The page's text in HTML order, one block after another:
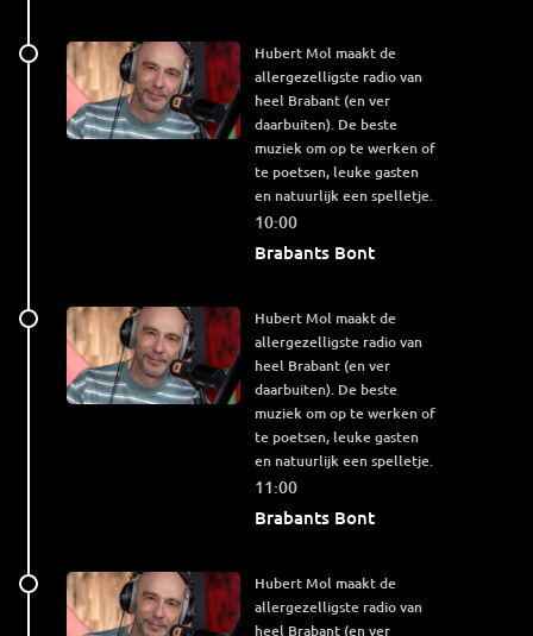
Brabants Bont
10:00
Hubert Mol maakt de
allergezelligste radio van
heel Brabant (en ver
daarbuiten). De beste
muziek om op te werken of
te poetsen, leuke gasten
en natuurlijk een spelletje.
Brabants Bont
11:00
Hubert Mol maakt de
allergezelligste radio van
heel Brabant (en ver
daarbuiten). De beste
muziek om op te werken of
te poetsen, leuke gasten
en natuurlijk een spelletje.
Hubert Mol maakt de
allergezelligste radio van
heel Brabant (en ver